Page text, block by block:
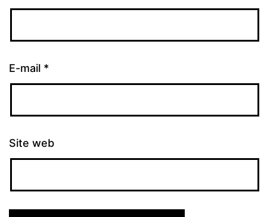
E-mail *
Site web